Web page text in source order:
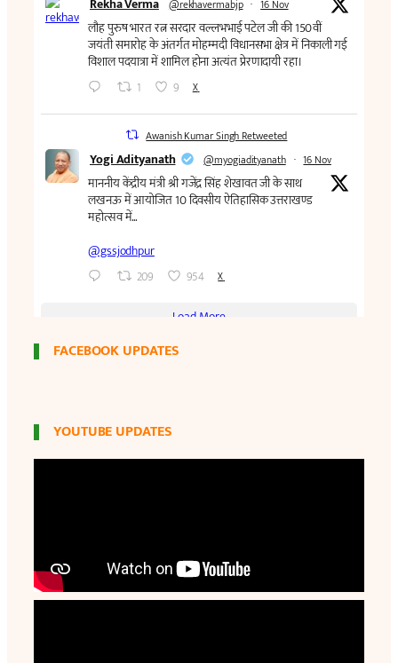
FACEBOOK UPDATES
YOUTUBE UPDATES